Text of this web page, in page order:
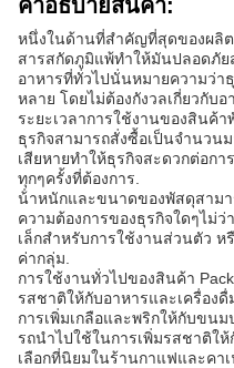
คําอธิบายสินค้า:
หนึ่งในด้านที่สําคัญที่สุดของผลิ
สารสกัดภูมิแพ้ทําให้มันปลอดภั
อาหารที่ทั่วไปนั่นหมายความว่า
หลาย โดยไม่ต้องกังวลเกี่ยวกับ
ระยะเวลาการใช้งานของสินค้
ธุรกิจสามารถสั่งซื้อเป็นจํานวน
เสียหายทําให้ธุรกิจสะดวกต่อก
ทุกๆครั้งที่ต้องการ.
น้ําหนักและขนาดของพัสดุสามา
ความต้องการของธุรกิจใดๆไม่
เล็กสําหรับการใช้งานส่วนตัว
ค่ากลุ่ม.
การใช้งานทั่วไปของสินค้า
รสชาติให้กับอาหารและเครื่อง
การเพิ่มเกลือและพริกให้กับขน
รถนําไปใช้ในการเพิ่มรสชาติใ
เลือกที่นิยมในร้านกาแฟและคา